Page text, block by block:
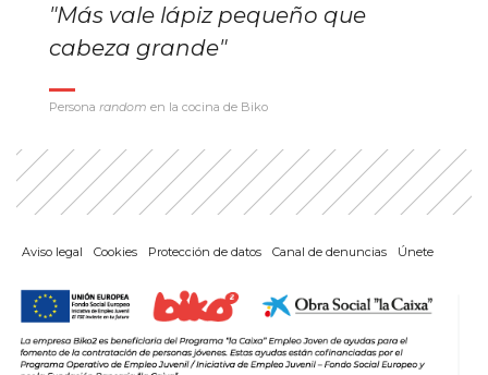
"Más vale lápiz pequeño que
cabeza grande"
Persona random en la cocina de Biko
Aviso legal Cookies Protección de datos Canal de denuncias Únete